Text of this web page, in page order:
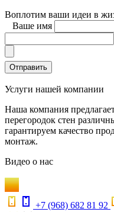
Воплотим ваши идеи в
Ваше имя
Отправить
Услуги нашей компании
Наша компания
перегородок стен
гарантируем качество
монтаж.
Видео о нас
+7 (968) 682 81 92